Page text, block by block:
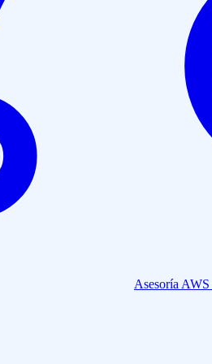
Asesoría AWS